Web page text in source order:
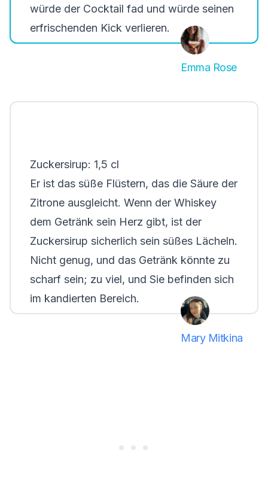
würde der Cocktail fad und würde seinen
erfrischenden Kick verlieren.
Emma Rose
Zuckersirup: 1,5 cl
Er ist das süße Flüstern, das die Säure der
Zitrone ausgleicht. Wenn der Whiskey
dem Getränk sein Herz gibt, ist der
Zuckersirup sicherlich sein süßes Lächeln.
Nicht genug, und das Getränk könnte zu
scharf sein; zu viel, und Sie befinden sich
im kandierten Bereich.
Mary Mitkina